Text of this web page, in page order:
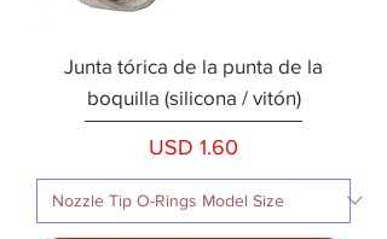
Junta tórica de la punta de la
boquilla (silicona / vitón)
Precio
USD 1.60